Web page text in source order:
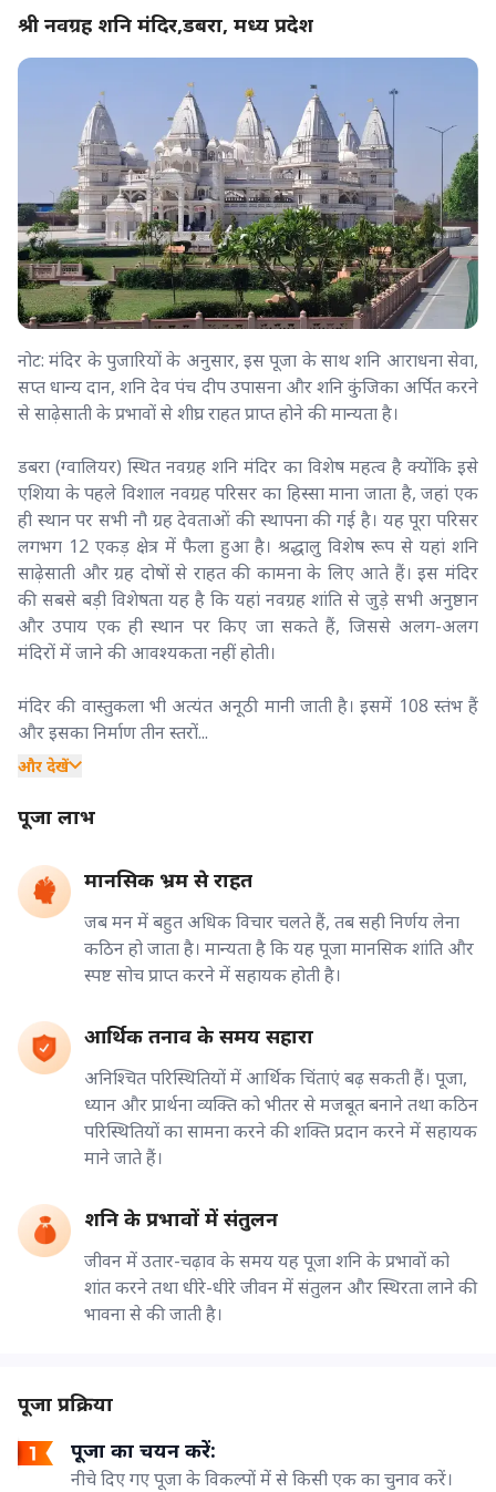
श्री नवग्रह शनि मंदिर,डबरा, मध्य प्रदेश
नोट: मंदिर के पुजारियों के अनुसार, इस पूजा के साथ शनि आराधना सेवा,
सप्त धान्य दान, शनि देव पंच दीप उपासना और शनि कुंजिका अर्पित करने
से साढ़ेसाती के प्रभावों से शीघ्र राहत प्राप्त होने की मान्यता है।
डबरा (ग्वालियर) स्थित नवग्रह शनि मंदिर का विशेष महत्व है क्योंकि इसे
एशिया के पहले विशाल नवग्रह परिसर का हिस्सा माना जाता है, जहां एक
ही स्थान पर सभी नौ ग्रह देवताओं की स्थापना की गई है। यह पूरा परिसर
लगभग 12 एकड़ क्षेत्र में फैला हुआ है। श्रद्धालु विशेष रूप से यहां शनि
साढ़ेसाती और ग्रह दोषों से राहत की कामना के लिए आते हैं। इस मंदिर
की सबसे बड़ी विशेषता यह है कि यहां नवग्रह शांति से जुड़े सभी अनुष्ठान
और उपाय एक ही स्थान पर किए जा सकते हैं, जिससे अलग-अलग
मंदिरों में जाने की आवश्यकता नहीं होती।
मंदिर की वास्तुकला भी अत्यंत अनूठी मानी जाती है। इसमें 108 स्तंभ हैं
और इसका निर्माण तीन स्तरों...
और देखें
पूजा लाभ
मानसिक भ्रम से राहत
जब मन में बहुत अधिक विचार चलते हैं, तब सही निर्णय लेना
कठिन हो जाता है। मान्यता है कि यह पूजा मानसिक शांति और
स्पष्ट सोच प्राप्त करने में सहायक होती है।
आर्थिक तनाव के समय सहारा
अनिश्चित परिस्थितियों में आर्थिक चिंताएं बढ़ सकती हैं। पूजा,
ध्यान और प्रार्थना व्यक्ति को भीतर से मजबूत बनाने तथा कठिन
परिस्थितियों का सामना करने की शक्ति प्रदान करने में सहायक
माने जाते हैं।
शनि के प्रभावों में संतुलन
जीवन में उतार-चढ़ाव के समय यह पूजा शनि के प्रभावों को
शांत करने तथा धीरे-धीरे जीवन में संतुलन और स्थिरता लाने की
भावना से की जाती है।
पूजा प्रक्रिया
पूजा का चयन करें:
नीचे दिए गए पूजा के विकल्पों में से किसी एक का चुनाव करें।